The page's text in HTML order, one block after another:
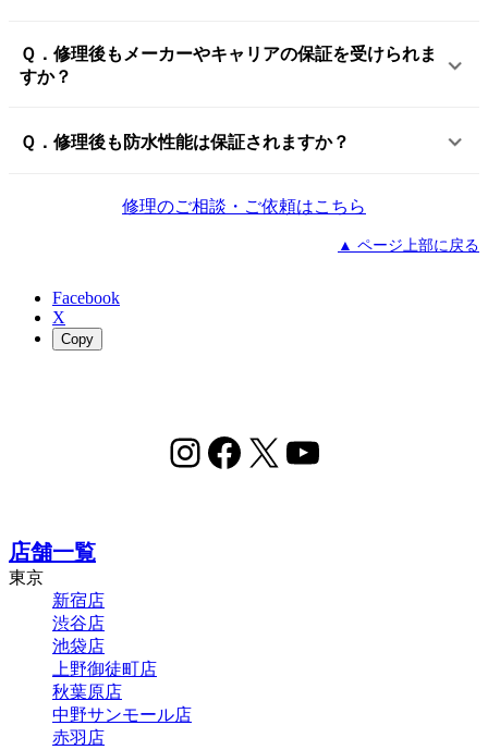
Ｑ．修理後もメーカーやキャリアの保証を受けられま
すか？
Ｑ．修理後も防水性能は保証されますか？
修理のご相談・ご依頼はこちら
▲ ページ上部に戻る
Facebook
X
Copy
Instagram
Facebook
X YouTube
店舗一覧
東京
新宿店
渋谷店
池袋店
上野御徒町店
秋葉原店
中野サンモール店
赤羽店